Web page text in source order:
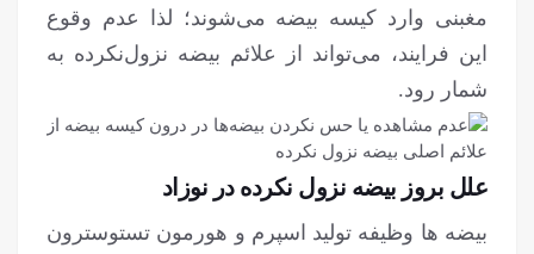
مغبنی وارد کیسه بیضه می‌شوند؛ لذا عدم وقوع
این فرایند، می‌تواند از علائم بیضه نزول‌نکرده به
شمار رود.
علل بروز بیضه نزول نکرده در نوزاد
بیضه ها وظیفه تولید اسپرم و هورمون تستوسترون